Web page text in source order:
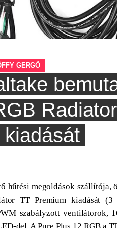
GERGŐ
hűtési megoldások szállítója,
TT Premium kiadását (3
szabályzott ventilátorok,